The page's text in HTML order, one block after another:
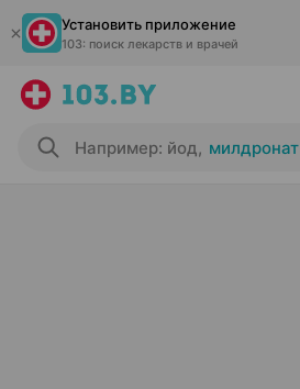
Установить приложение
103: поиск лекарств и врачей
Например: йод, милдронат